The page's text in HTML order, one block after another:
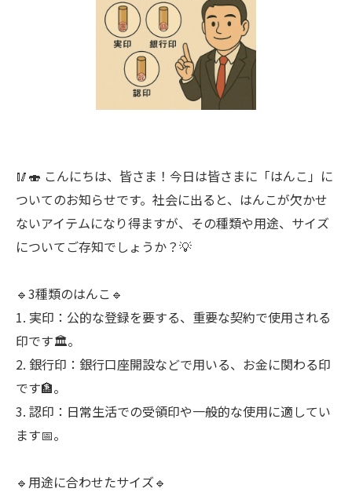
🥢🍣 こんにちは、皆さま！今日は皆さまに「はんこ」に
ついてのお知らせです。社会に出ると、はんこが欠かせ
ないアイテムになり得ますが、その種類や用途、サイズ
についてご存知でしょうか？💡
🔹3種類のはんこ🔹
1. 実印：公的な登録を要する、重要な契約で使用される
印です🏛️。
2. 銀行印：銀行口座開設などで用いる、お金に関わる印
です🏦。
3. 認印：日常生活での受領印や一般的な使用に適してい
ます📅。
🔹用途に合わせたサイズ🔹